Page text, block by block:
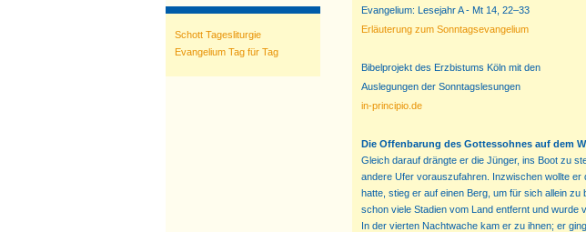
Schott Tagesliturgie
Evangelium Tag für Tag
Evangelium: Lesejahr A - Mt 14, 22–33
Erläuterung zum Sonntagsevangelium
Bibelprojekt des Erzbistums Köln mit den
Auslegungen der Sonntagslesungen
in-principio.de
Die Offenbarung des Gottessohnes auf dem
Gleich darauf drängte er die Jünger, ins Boot zu
andere Ufer vorauszufahren. Inzwischen wollte
hatte, stieg er auf einen Berg, um für sich allein
schon viele Stadien vom Land entfernt und wurde
In der vierten Nachtwache kam er zu ihnen; er